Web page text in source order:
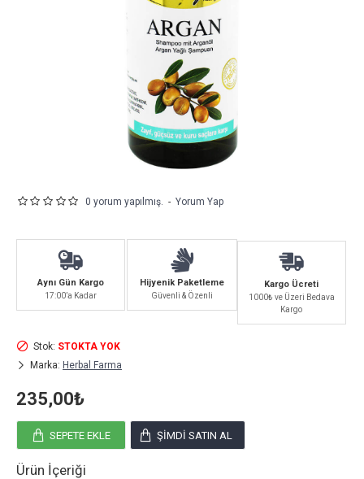
Aynı Gün Kargo
17:00’a Kadar
Hijyenik Paketleme
Güvenli & Özenli
Kargo Ücreti
1000₺ ve Üzeri Bedava
Kargo
0 yorum yapılmış. - Yorum Yap
235,00₺
Stok: STOKTA YOK
Marka: Herbal Farma
SEPETE EKLE ŞIMDI SATIN AL
Ürün İçeriği